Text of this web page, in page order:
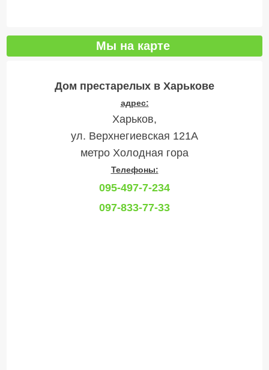
Мы на карте
Дом престарелых в Харькове
адрес:
Харьков,
ул. Верхнегиевская 121А
метро Холодная гора
Телефоны:
095-497-7-234
097-833-77-33